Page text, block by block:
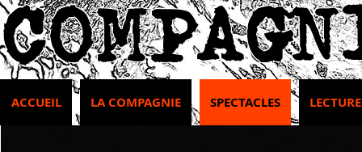
ACCUEIL LA COMPAGNIE SPECTACLES